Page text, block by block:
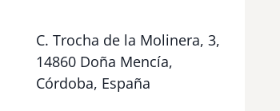
C. Trocha de la Molinera, 3,
14860 Doña Mencía,
Córdoba, España